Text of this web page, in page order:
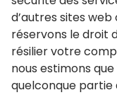
d’autres sites web
réservons le droit
résilier votre
nous estimons
quelconque partie